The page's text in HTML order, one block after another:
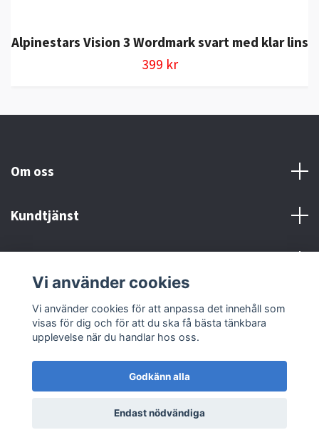
Alpinestars Vision 3 Wordmark svart med klar lins
399 kr
Om oss
Kundtjänst
Sociala medier
© 2026 MX Supply
Vi använder cookies
Vi använder cookies för att anpassa det innehåll som
visas för dig och för att du ska få bästa tänkbara
upplevelse när du handlar hos oss.
Godkänn alla
Endast nödvändiga